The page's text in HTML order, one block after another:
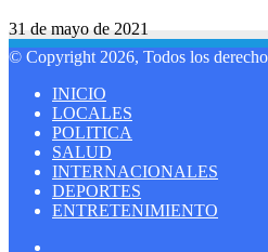
31 de mayo de 2021
© Copyright 2026, Todos los
INICIO
LOCALES
POLITICA
SALUD
INTERNACIONALES
DEPORTES
ENTRETENIMIENTO